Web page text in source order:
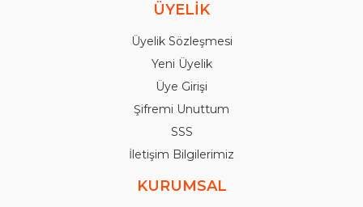
ÜYELİK
Üyelik Sözleşmesi
Yeni Üyelik
Üye Girişi
Şifremi Unuttum
SSS
İletişim Bilgilerimiz
KURUMSAL